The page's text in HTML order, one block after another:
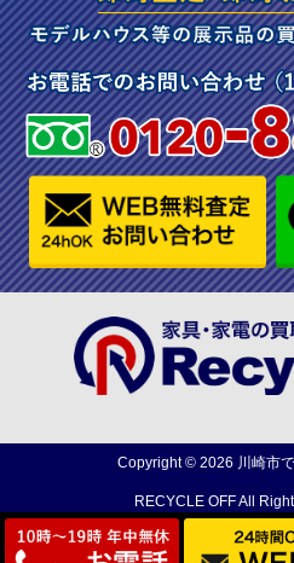
Copyright © 2026 川崎市
RECYCLE OFFAll